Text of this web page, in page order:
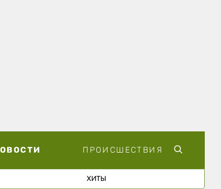
ПРОИСШЕСТВИЯ
ХИТЫ